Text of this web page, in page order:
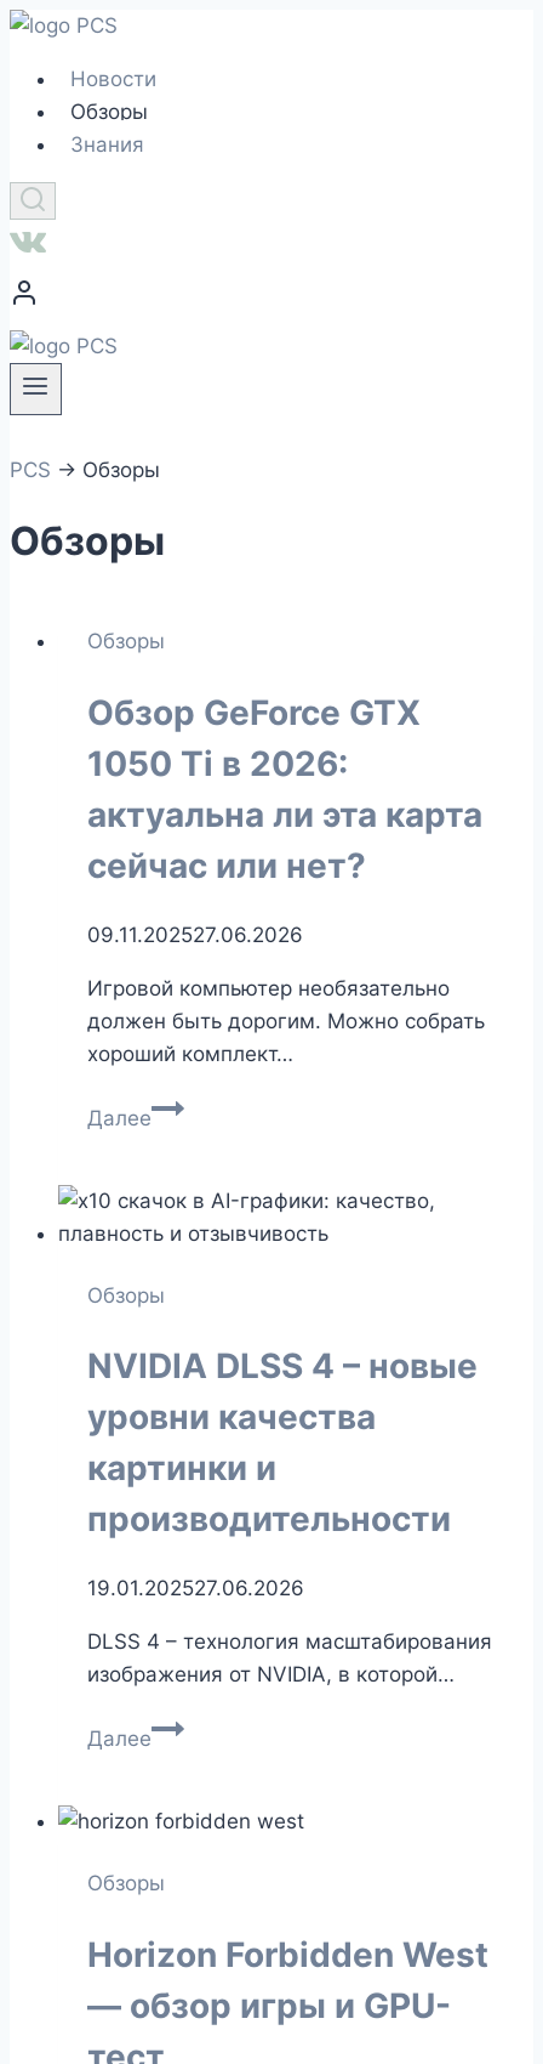
Перейти
содержимому
Новости
Обзоры
Знания
PCS → Обзоры
Обзоры
Обзоры
Обзор GeForce GTX
1050 Ti в 2026:
актуальна ли эта карта
сейчас или нет?
09.11.202527.06.2026
Игровой компьютер необязательно
должен быть дорогим. Можно собрать
хороший комплект…
ДалееОбзор
1050
Ti
2026:
ли
карта
сейчас
нет?
Обзоры
NVIDIA DLSS 4 – новые
уровни качества
картинки и
производительности
19.01.202527.06.2026
DLSS 4 – технология масштабирования
изображения от NVIDIA, в которой…
ДалееNVIDIA
–
уровни
картинки
и
производительности
Обзоры
Horizon Forbidden West
— обзор игры и GPU-